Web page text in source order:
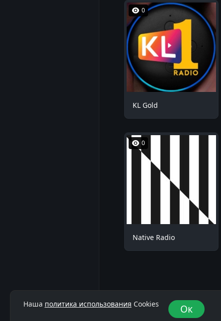
0
KL Gold
0
Native Radio
Наша политика использования Cookies Ок